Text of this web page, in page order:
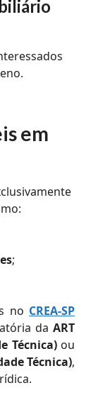
em
;
no CREA-SP
daART
Técnica)ou
Técnica),